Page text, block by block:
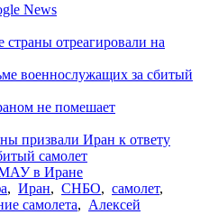
News
отреагировали на
военнослужащих за сбитый
не помешает
призвали Иран к ответу
самолет
МАУ в Иране
, Иран, СНБО, самолет,
самолета, Алексей